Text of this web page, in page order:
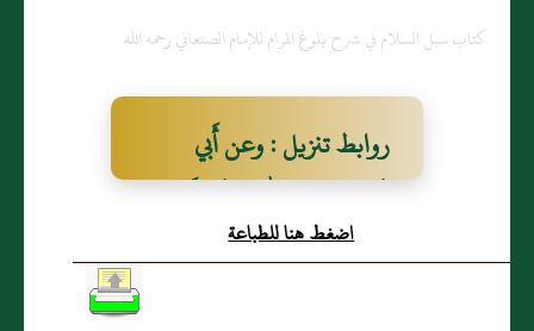
كتاب سبل السلام في شرح بلوغ المرام للإمام الصنعاني رحمه الله
روابط تنزيل : وعن أَبي
هُريرة رضي اللّهُ عنهُ قالَ:
قال رسولُ الله صَلّى الله
اضغط هنا للطباعة